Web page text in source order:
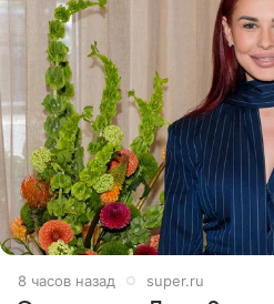
8 часов назад super.ru